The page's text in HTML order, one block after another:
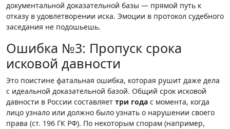
документальной доказательной базы — прямой путь к
отказу в удовлетворении иска. Эмоции в протокол судебного
заседания не подошьешь.
Ошибка №3: Пропуск срока
исковой давности
Это поистине фатальная ошибка, которая рушит даже дела
с идеальной доказательной базой. Общий срок исковой
давности в России составляет три года с момента, когда
лицо узнало или должно было узнать о нарушении своего
права (ст. 196 ГК РФ). По некоторым спорам (например,